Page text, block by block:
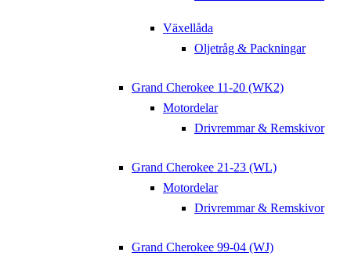
Växellåda
Oljetråg & Packningar
Grand Cherokee 11-20 (WK2)
Motordelar
Drivremmar & Remskivor
Grand Cherokee 21-23 (WL)
Motordelar
Drivremmar & Remskivor
Grand Cherokee 99-04 (WJ)